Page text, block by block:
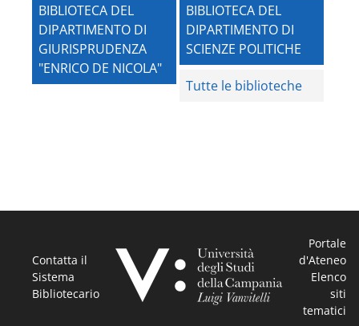
BIBLIOTECA DEL
DIPARTIMENTO DI
GIURISPRUDENZA
"ENRICO DE NICOLA"
BIBLIOTECA DEL
DIPARTIMENTO DI
SCIENZE POLITICHE
Tutte le biblioteche
Contatta il
Sistema
Bibliotecario
Portale
d'Ateneo
Elenco
siti
tematici